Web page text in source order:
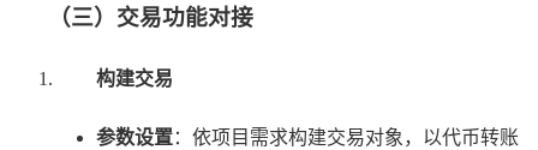
（三）交易功能对接
构建交易
参数设置：依项目需求构建交易对象，以代币转账